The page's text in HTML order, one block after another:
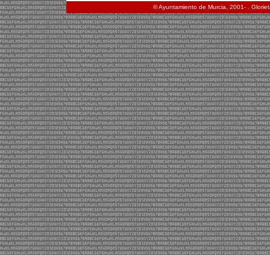
© Ayuntamiento de Murcia, 2001- .